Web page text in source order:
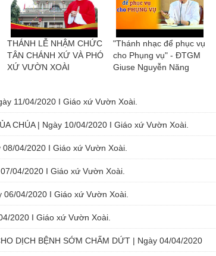
THÁNH LỄ NHẬM CHỨC
TÂN CHÁNH XỨ VÀ PHÓ
XỨ VƯỜN XOÀI
"Thánh nhạc để phục vụ
cho Phụng vụ" - ĐTGM
Giuse Nguyễn Năng
11/04/2020 I Giáo xứ Vườn Xoài.
CHÚA | Ngày 10/04/2020 I Giáo xứ Vườn Xoài.
04/2020 I Giáo xứ Vườn Xoài.
04/2020 I Giáo xứ Vườn Xoài.
04/2020 I Giáo xứ Vườn Xoài.
2020 I Giáo xứ Vườn Xoài.
DỊCH BỆNH SỚM CHẤM DỨT | Ngày 04/04/2020